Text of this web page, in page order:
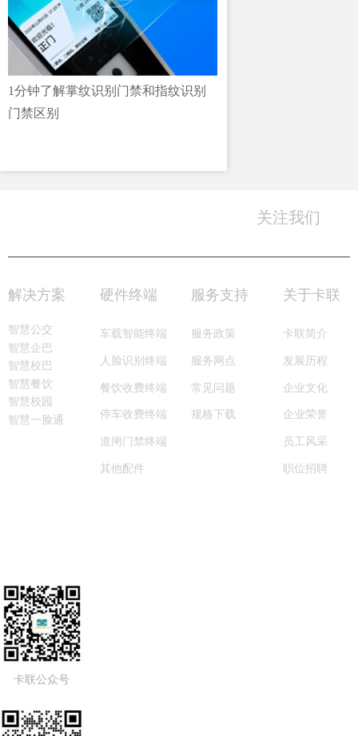
1分钟了解掌纹识别门禁和指纹识别
门禁区别
关注我们
智慧公交
智慧企巴
智慧校巴
智慧餐饮
智慧校园
智慧一脸通
解决方案 硬件终端
车载智能终端
人脸识别终端
餐饮收费终端
停车收费终端
道闸门禁终端
其他配件
服务支持
服务政策
服务网点
常见问题
规格下载
关于卡联
卡联简介
发展历程
企业文化
企业荣誉
员工风采
职位招聘
卡联公众号